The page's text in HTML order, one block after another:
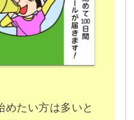
めたい方は多いと